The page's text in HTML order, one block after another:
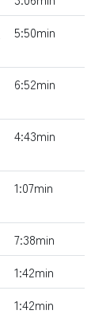
5:50min
6:52min
4:43min
1:07min
7:38min
1:42min
1:42min